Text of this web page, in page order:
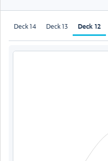
Deck 14 Deck 13 Deck 12